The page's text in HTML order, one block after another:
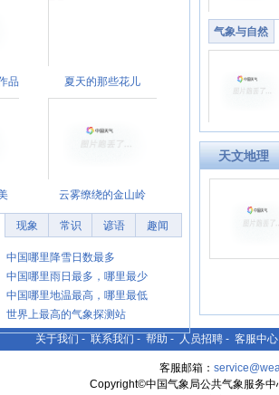
品 夏天的那些花儿
云雾缭绕的金山岭
现象 常识 谚语 趣闻
中国哪里降雪日数最多
中国哪里雨日最多，哪里最少
中国哪里地温最高，哪里最低
世界上最高的气象探测站
气象与自然
天文地理
关于我们 - 联系我们 - 帮助 - 人员招聘 - 客服中心
客服邮箱：
Copyright©中国气象局公共气象服务